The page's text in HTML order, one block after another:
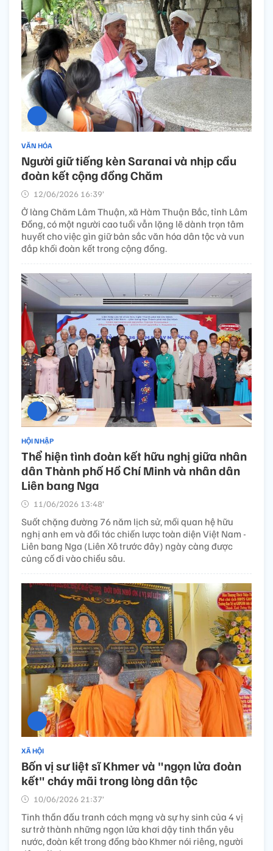
VĂN HÓA
Người giữ tiếng kèn Saranai và nhịp cầu
đoàn kết cộng đồng Chăm
12/06/2026 16:39’
Ở làng Chăm Lâm Thuận, xã Hàm Thuận Bắc, tỉnh Lâm
Đồng, có một người cao tuổi vẫn lặng lẽ dành trọn tâm
huyết cho việc gìn giữ bản sắc văn hóa dân tộc và vun
đắp khối đoàn kết trong cộng đồng.
HỘI NHẬP
Thể hiện tình đoàn kết hữu nghị giữa nhân
dân Thành phố Hồ Chí Minh và nhân dân
Liên bang Nga
11/06/2026 13:48’
Suốt chặng đường 76 năm lịch sử, mối quan hệ hữu
nghị anh em và đối tác chiến lược toàn diện Việt Nam -
Liên bang Nga (Liên Xô trước đây) ngày càng được
củng cố đi vào chiều sâu.
XÃ HỘI
Bốn vị sư liệt sĩ Khmer và "ngọn lửa đoàn
kết" cháy mãi trong lòng dân tộc
10/06/2026 21:37’
Tinh thần đấu tranh cách mạng và sự hy sinh của 4 vị
sư trở thành những ngọn lửa khơi dậy tinh thần yêu
nước, đoàn kết trong đồng bào Khmer nói riêng, người